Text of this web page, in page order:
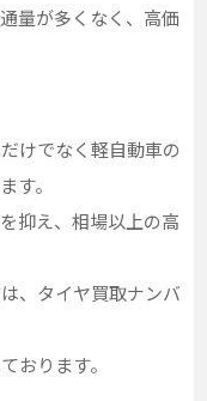
量が多くなく、高価
けでなく軽自動車の
す。
抑え、相場以上の高
、タイヤ買取ナンバ
おります。